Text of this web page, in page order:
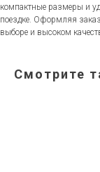
компактные размеры и
поездке. Оформляя
выборе и высоком
Смотрите